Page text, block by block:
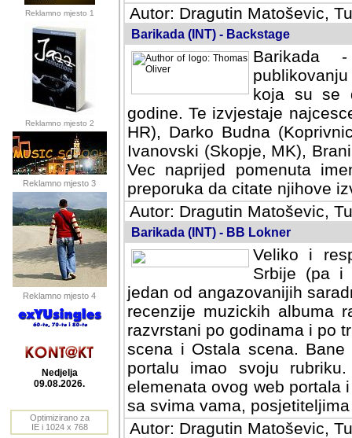
Reklamno mjesto 1
Reklamno mjesto 2
Reklamno mjesto 3
Reklamno mjesto 4
Nedjelja
09.08.2026.
Optimizirano za
IE i 1024 x 768
Autor: Dragutin Matoševic,
Barikada (INT) - Backstage
Barikada
koja su se
godine. Te izvjestaje
HR), Darko Budna
Ivanovski (Skopje, MK),
Vec naprijed pomenuta
preporuka da citate njihove
Autor: Dragutin Matoševic,
Barikada (INT) - BB Lokner
Veliko i
Srbije (pa i
jedan od angazovanijih
recenzije muzickih albuma
razvrstani po godinama i po
scena i Ostala scena.
portalu imao svoju
elemenata ovog web portala
sa svima vama,
Autor: Dragutin Matoševic,